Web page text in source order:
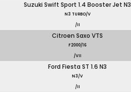
Suzuki Swift Sport 1.4 Booster Jet N3
N3 TURBO/V
/II
Citroen Saxo VTS
F2000/16
/VII
Ford Fiesta ST 1.6 N3
N3/V
/II